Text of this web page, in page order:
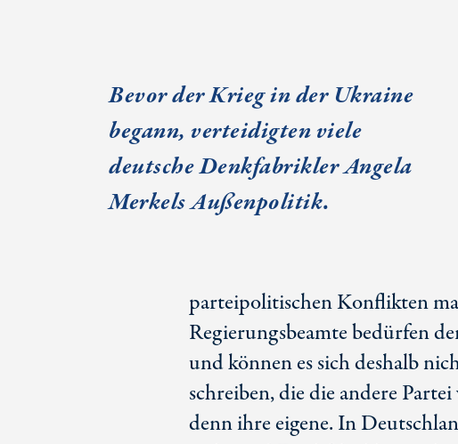
Bevor der Krieg in der Ukraine
begann, verteidigten viele
deutsche Denkfabrikler Angela
Merkels Außenpolitik.
parteipolitischen Konflikten
Regierungsbeamte bedürfen
und können es sich deshalb
schreiben, die die andere
denn ihre eigene. In